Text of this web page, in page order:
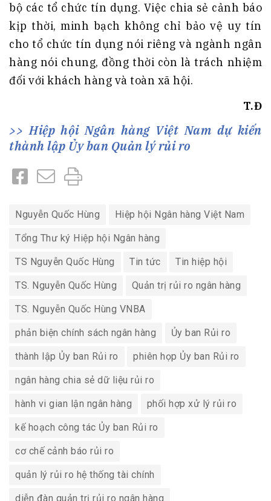
bộ các tổ chức tín dụng. Việc chia sẻ cảnh báo
kịp thời, minh bạch không chỉ bảo vệ uy tín
cho tổ chức tín dụng nói riêng và ngành ngân
hàng nói chung, đồng thời còn là trách nhiệm
đối với khách hàng và toàn xã hội.
T.Đ
Hiệp hội Ngân hàng Việt Nam dự kiến
thành lập Ủy ban Quản lý rủi ro
Nguyễn Quốc Hùng Hiệp hội Ngân hàng Việt Nam
Tổng Thư ký Hiệp hội Ngân hàng
TS Nguyễn Quốc Hùng Tin tức Tin hiệp hội
TS. Nguyễn Quốc Hùng Quản trị rủi ro ngân hàng
TS. Nguyễn Quốc Hùng VNBA
phản biện chính sách ngân hàng Ủy ban Rủi ro
thành lập Ủy ban Rủi ro phiên họp Ủy ban Rủi ro
ngân hàng chia sẻ dữ liệu rủi ro
hành vi gian lận ngân hàng phối hợp xử lý rủi ro
kế hoạch công tác Ủy ban Rủi ro
cơ chế cảnh báo rủi ro
quản lý rủi ro hệ thống tài chính
diễn đàn quản trị rủi ro ngân hàng